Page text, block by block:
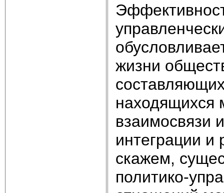
жизни
находящихся
взаимосвязи
интеграции и
скажем,
политико-